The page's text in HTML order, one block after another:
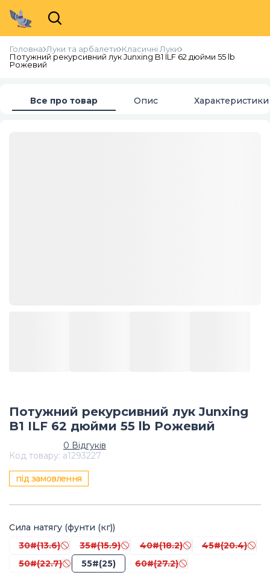
Головна Луки та арбалети Класичні Луки
Потужний рекурсивний лук Junxing B1 ILF 62 дюйми 55 lb
Рожевий
Все про товар Опис Характеристики
Потужний рекурсивний лук Junxing
B1 ILF 62 дюйми 55 lb Рожевий
0 Відгуків
Код товару: a1293227
під замовлення
Сила натягу (фунти (кг))
30#(13.6)
35#(15.9) 40#(18.2)
45#(20.4)
50#(22.7)
55#(25) 60#(27.2)